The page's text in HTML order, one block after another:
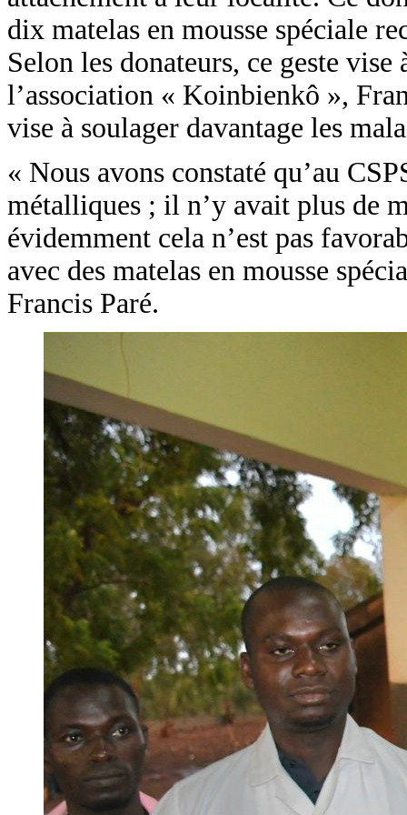
dix matelas en mousse spéciale
Selon les donateurs, ce geste
l’association « Koinbienkô »,
vise à soulager davantage les
« Nous avons constaté qu’au
métalliques ; il n’y avait plus de
évidemment cela n’est pas
avec des matelas en mousse
Francis Paré.